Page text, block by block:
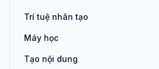
Trí tuệ nhân tạo
Máy học
Tạo nội dung